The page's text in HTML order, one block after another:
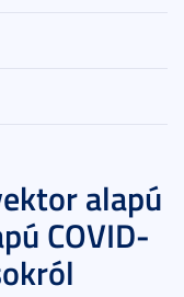
alapú
COVID-